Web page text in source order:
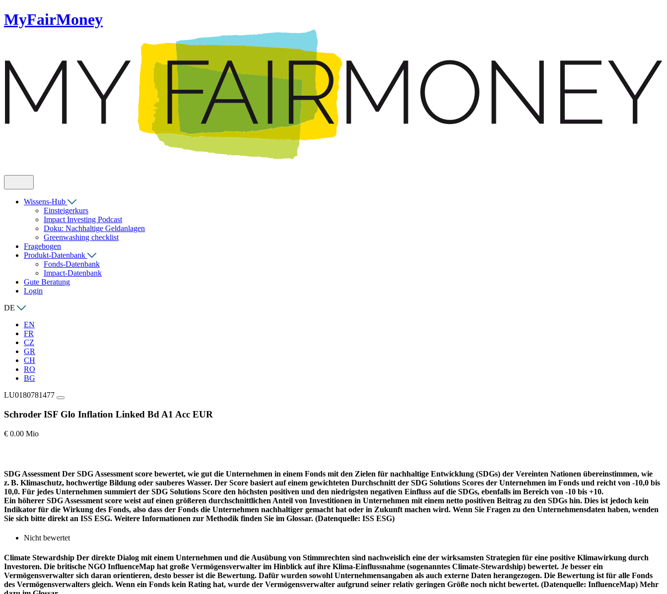
MyFairMoney
Wissens-Hub
Einsteigerkurs
Impact Investing Podcast
Doku: Nachhaltige Geldanlagen
Greenwashing checklist
Fragebogen
Produkt-Datenbank
Fonds-Datenbank
Impact-Datenbank
Gute Beratung
Login
DE
EN
FR
CZ
GR
CH
RO
BG
LU0180781477
Schroder ISF Glo Inflation Linked Bd A1 Acc EUR
€ 0.00 Mio
SDG Assessment Der SDG Assessment score bewertet, wie gut die Unternehmen in einem Fonds mit den Zielen für nachhaltige Entwicklung (SDGs) der Vereinten Nationen übereinstimmen, wie
z. B. Klimaschutz, hochwertige Bildung oder sauberes Wasser. Der Score basiert auf einem gewichteten Durchschnitt der SDG Solutions Scores der Unternehmen im Fonds und reicht von -10,0 bis
10,0. Für jedes Unternehmen summiert der SDG Solutions Score den höchsten positiven und den niedrigsten negativen Einfluss auf die SDGs, ebenfalls im Bereich von -10 bis +10.
Ein höherer SDG Assessment score weist auf einen größeren durchschnittlichen Anteil von Investitionen in Unternehmen mit einem netto positiven Beitrag zu den SDGs hin. Dies ist jedoch kein
Indikator für die Wirkung des Fonds, also dass der Fonds die Unternehmen nachhaltiger gemacht hat oder in Zukunft machen wird. Wenn Sie Fragen zu den Unternehmensdaten haben, wenden
Sie sich bitte direkt an ISS ESG. Weitere Informationen zur Methodik finden Sie im Glossar. (Datenquelle: ISS ESG)
Nicht bewertet
Climate Stewardship Der direkte Dialog mit einem Unternehmen und die Ausübung von Stimmrechten sind nachweislich eine der wirksamsten Strategien für eine positive Klimawirkung durch
Investoren. Die britische NGO InfluenceMap hat große Vermögensverwalter im Hinblick auf ihre Klima-Einflussnahme (sogenanntes Climate-Stewardship) bewertet. Je besser ein
Vermögensverwalter sich daran orientieren, desto besser ist die Bewertung. Dafür wurden sowohl Unternehmensangaben als auch externe Daten herangezogen. Die Bewertung ist für alle Fonds
des Vermögensverwalters gleich. Wenn ein Fonds kein Rating hat, wurde der Vermögensverwalter aufgrund seiner relativ geringen Größe noch nicht bewertet. (Datenquelle: InfluenceMap) Mehr